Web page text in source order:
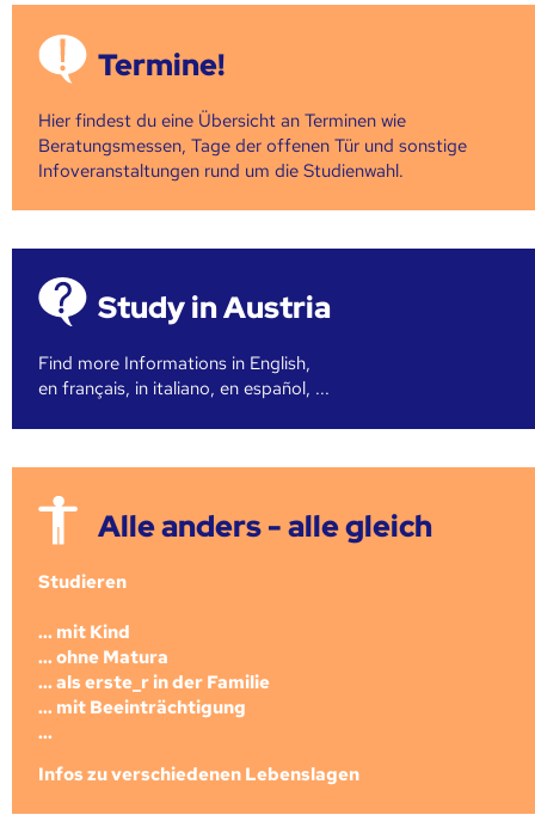
Termine!
Hier findest du eine Übersicht an Terminen wie
Beratungsmessen, Tage der offenen Tür und sonstige
Infoveranstaltungen rund um die Studienwahl.
Study in Austria
Find more Informations in English,
en français, in italiano, en español, ...
Alle anders - alle gleich
Studieren
... mit Kind
... ohne Matura
... als erste_r in der Familie
... mit Beeinträchtigung
...
Infos zu verschiedenen Lebenslagen